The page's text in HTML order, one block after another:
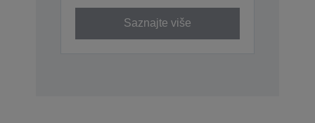
Saznajte više